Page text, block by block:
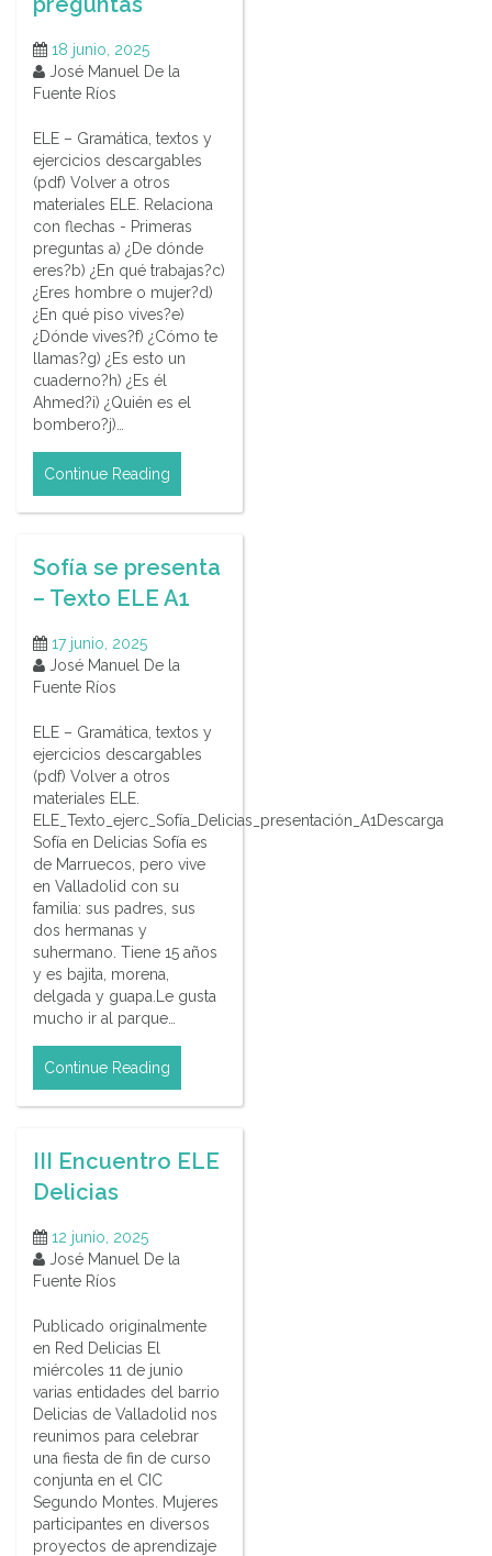
18 junio, 2025
José Manuel De la
Fuente Ríos
ELE – Gramática, textos y
ejercicios descargables
(pdf) Volver a otros
materiales ELE. Relaciona
con flechas - Primeras
preguntas a) ¿De dónde
eres?b) ¿En qué trabajas?c)
¿Eres hombre o mujer?d)
¿En qué piso vives?e)
¿Dónde vives?f) ¿Cómo te
llamas?g) ¿Es esto un
cuaderno?h) ¿Es él
Ahmed?i) ¿Quién es el
bombero?j)…
Continue Reading
Sofía se presenta
– Texto ELE A1
17 junio, 2025
José Manuel De la
Fuente Ríos
ELE – Gramática, textos y
ejercicios descargables
(pdf) Volver a otros
materiales ELE.
ELE_Texto_ejerc_Sofía_Delicias_presentación_A1Descarga
Sofía en Delicias Sofía es
de Marruecos, pero vive
en Valladolid con su
familia: sus padres, sus
dos hermanas y
suhermano. Tiene 15 años
y es bajita, morena,
delgada y guapa.Le gusta
mucho ir al parque…
Continue Reading
III Encuentro ELE
Delicias
12 junio, 2025
José Manuel De la
Fuente Ríos
Publicado originalmente
en Red Delicias El
miércoles 11 de junio
varias entidades del barrio
Delicias de Valladolid nos
reunimos para celebrar
una fiesta de fin de curso
conjunta en el CIC
Segundo Montes. Mujeres
participantes en diversos
proyectos de aprendizaje